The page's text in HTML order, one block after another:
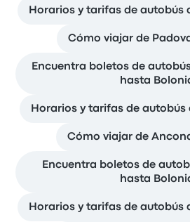
Horarios y tarifas de autobús
Cómo viajar de
Encuentra boletos de
hasta
Horarios y tarifas de autobús
Cómo viajar de
Encuentra boletos de
hasta
Horarios y tarifas de autobús